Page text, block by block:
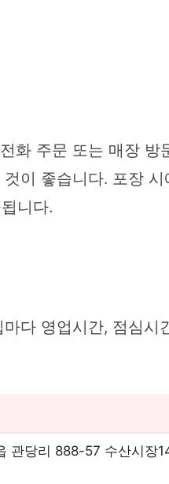
화 주문 또는 매장
이 좋습니다. 포장
니다.
다 영업시간, 점심
관당리 888-57 수산시장